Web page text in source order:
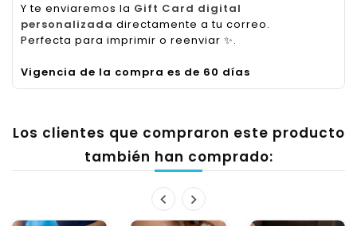
Y te enviaremos la Gift Card digital
personalizada directamente a tu correo.
Perfecta para imprimir o reenviar ✨.
Vigencia de la compra es de 60 días
Los clientes que compraron este producto
también han comprado: